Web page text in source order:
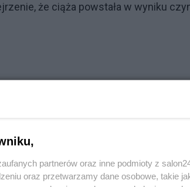
że ciąża powstała w wyniku
który prowadzi nieprzerwanie od
CBA, którzy na początku
miała rzekomo pomóc przy
żadnych aborcji, a od
partnerów oraz inne podmioty z
oraz przetwarzamy dane osobowe, takie